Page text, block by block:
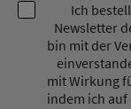
Ich
Newsletter
bin mit der
mit Wirkung
indem ich auf